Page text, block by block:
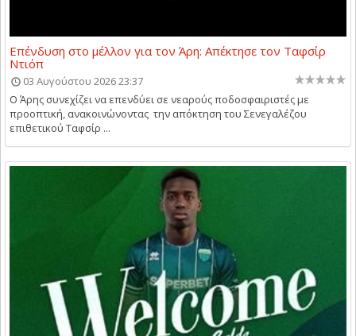
Επένδυση στο μέλλον για τον Άρη: Απέκτησε τον Ταφσίρ
Ντιόπ
03 Αυγούστου 2026 23:37
Ο Άρης συνεχίζει να επενδύει σε νεαρούς ποδοσφαιριστές με
προοπτική, ανακοινώνοντας την απόκτηση του Σενεγαλέζου
επιθετικού Ταφσίρ ...